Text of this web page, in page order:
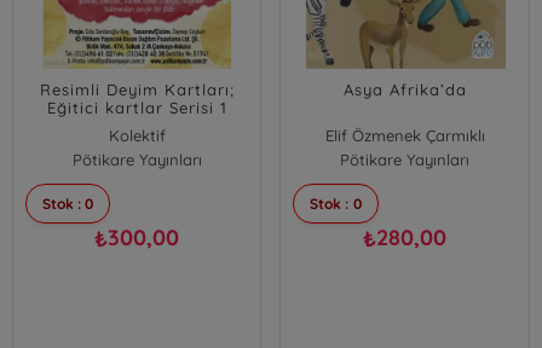
Resimli Deyim Kartları;
Eğitici kartlar Serisi 1
Kolektif
Pötikare Yayınları
Stok : 0
₺300,00
Asya Afrika’da
Elif Özmenek Çarmıklı
Pötikare Yayınları
Stok : 0
₺280,00